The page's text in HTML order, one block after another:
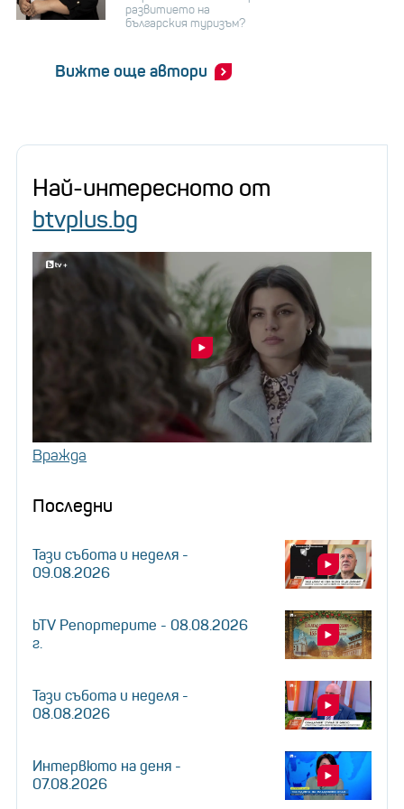
развитието на
българския туризъм?
Вижте още автори
Най-интересното от
btvplus.bg
Вражда
Последни
Тази събота и неделя -
09.08.2026
bTV Репортерите - 08.08.2026
г.
Тази събота и неделя -
08.08.2026
Интервюто на деня -
07.08.2026